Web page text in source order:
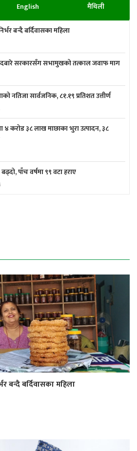
English मैथिली
बन्दै बर्दिवासका महिला
सरकारसँग सभामुखको तत्काल जवाफ माग
नतिजा सार्वजनिक, ८१.१९ प्रतिशत उत्तीर्ण
४ करोड ३८ लाख माछाका भुरा उत्पादन, ३८
पाँच वर्षमा ९९ वटा हराए
बन्दै बर्दिवासका महिला